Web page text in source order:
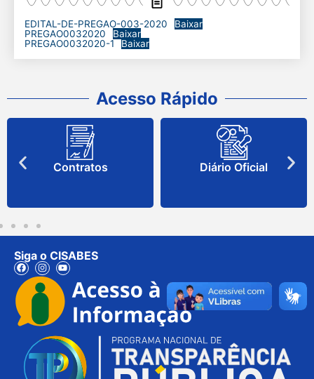
EDITAL-DE-PREGAO-003-2020
Baixar
PREGAO0032020
Baixar
PREGAO0032020-1
Baixar
Acesso Rápido
Contratos Diário Oficial
Siga o CISABES